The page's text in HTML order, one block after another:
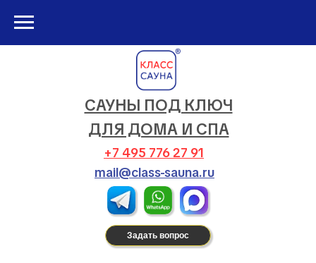
САУНЫ ПОД КЛЮЧ
ДЛЯ ДОМА И СПА
+7 495 776 27 91
mail@class-sauna.ru
Задать вопрос